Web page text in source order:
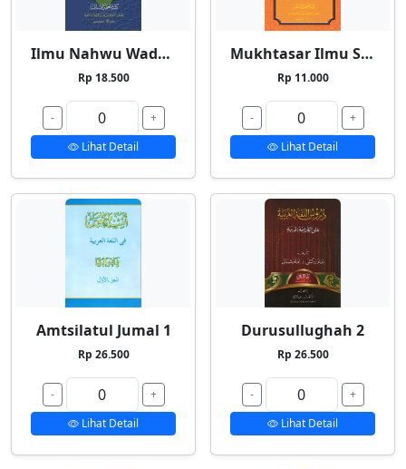
Ilmu Nahwu Wadhih 1
Rp 18.500
-
+
Lihat Detail
Mukhtasar Ilmu Shorf
Rp 11.000
-
+
Lihat Detail
Amtsilatul Jumal 1
Rp 26.500
-
+
Lihat Detail
Durusullughah 2
Rp 26.500
-
+
Lihat Detail